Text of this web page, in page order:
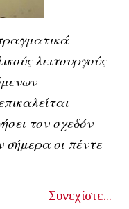
λειτουργούς
τον σχεδόν
σήμερα οι πέντε
Συνεχίστε...